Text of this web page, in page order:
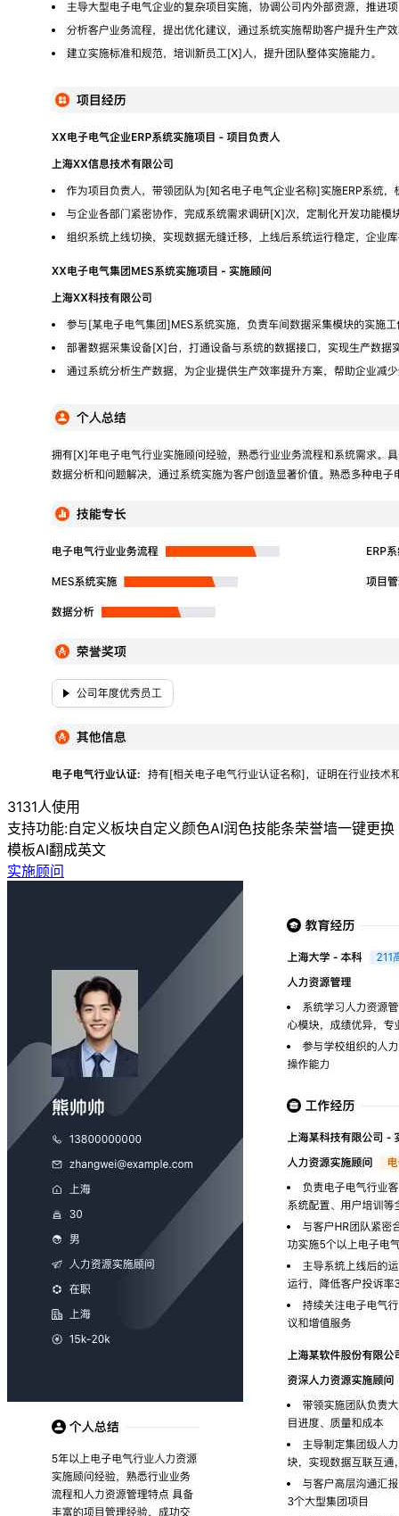
3131人使用
支持功能:自定义板块自定义颜色AI润色技能条荣誉墙一键更换
模板AI翻成英文
实施顾问